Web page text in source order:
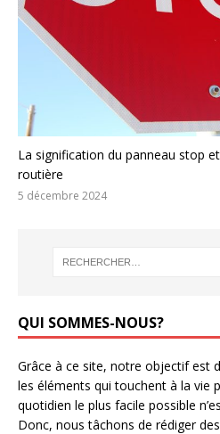
La signification du panneau stop
routière
5 décembre 2024
QUI SOMMES-NOUS?
Grâce à ce site, notre objectif est
les éléments qui touchent à la vie
quotidien le plus facile possible
Donc, nous tâchons de rédiger